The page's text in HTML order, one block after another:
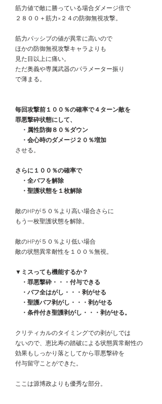
筋力値で敵に勝っている場合ダメージ倍で
２８００＋筋力×２４の防御無視攻撃。
筋力パッシブの値が異常に高いので
ほかの防御無視攻撃キャラよりも
見た目以上に痛い。
ただ奥義や専属武器のパラメーター振り
で薄まる。
毎回攻撃前１００％の確率で４ターン敵を
罪悪撃砕状態にして、
・属性防御８０％ダウン
・会心時のダメージ２０％増加
させる。
さらに１００％の確率で
・全バフを解除
・聖護状態を１枚解除
敵のHPが５０％より高い場合さらに
もう一枚聖護状態を解除。
敵のHPが５０％より低い場合
敵の状態異常耐性を１００％無視。
▼ミスっても機能するか？
・罪悪撃砕・・・付与できる
・バフ全はがし・・・剥がせる
・聖護バフ剥がし・・・剥がせる
・条件付き聖護剥がし・・・剥がせる。
クリティカルのタイミングでの剥がしでは
ないので、恵比寿の踏破による状態異常耐性の
効果もしっかり落としてから罪悪撃砕を
付与留守ことができた。
ここは源博政よりも優秀な部分。